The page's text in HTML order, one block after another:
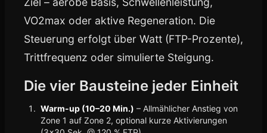
VO2max oder aktive Regeneration. Die
Steuerung erfolgt über Watt (FTP-Prozente),
Trittfrequenz oder simulierte Steigung.
Die vier Bausteine jeder Einheit
Warm-up (10–20 Min.) – Allmählicher Anstieg von
Zone 1 auf Zone 2, optional kurze Aktivierungen